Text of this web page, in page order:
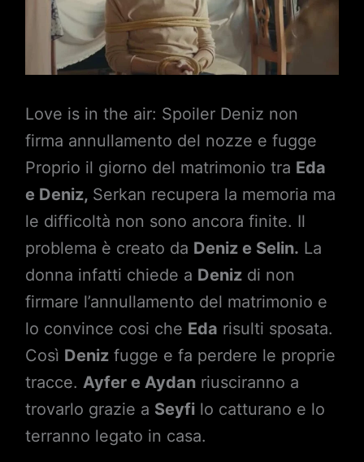
Love is in the air: Spoiler Deniz non
firma annullamento del nozze e fugge
Proprio il giorno del matrimonio tra Eda
e Deniz, Serkan recupera la memoria ma
le difficoltà non sono ancora finite. Il
problema è creato da Deniz e Selin. La
donna infatti chiede a Denizdi non
firmare l’annullamento del matrimonio e
lo convince cosi che Eda risulti sposata.
Così Denizfugge e fa perdere le proprie
tracce. Ayfer e Aydanriusciranno a
trovarlo grazie a Seyfilo catturano e lo
terranno legato in casa.